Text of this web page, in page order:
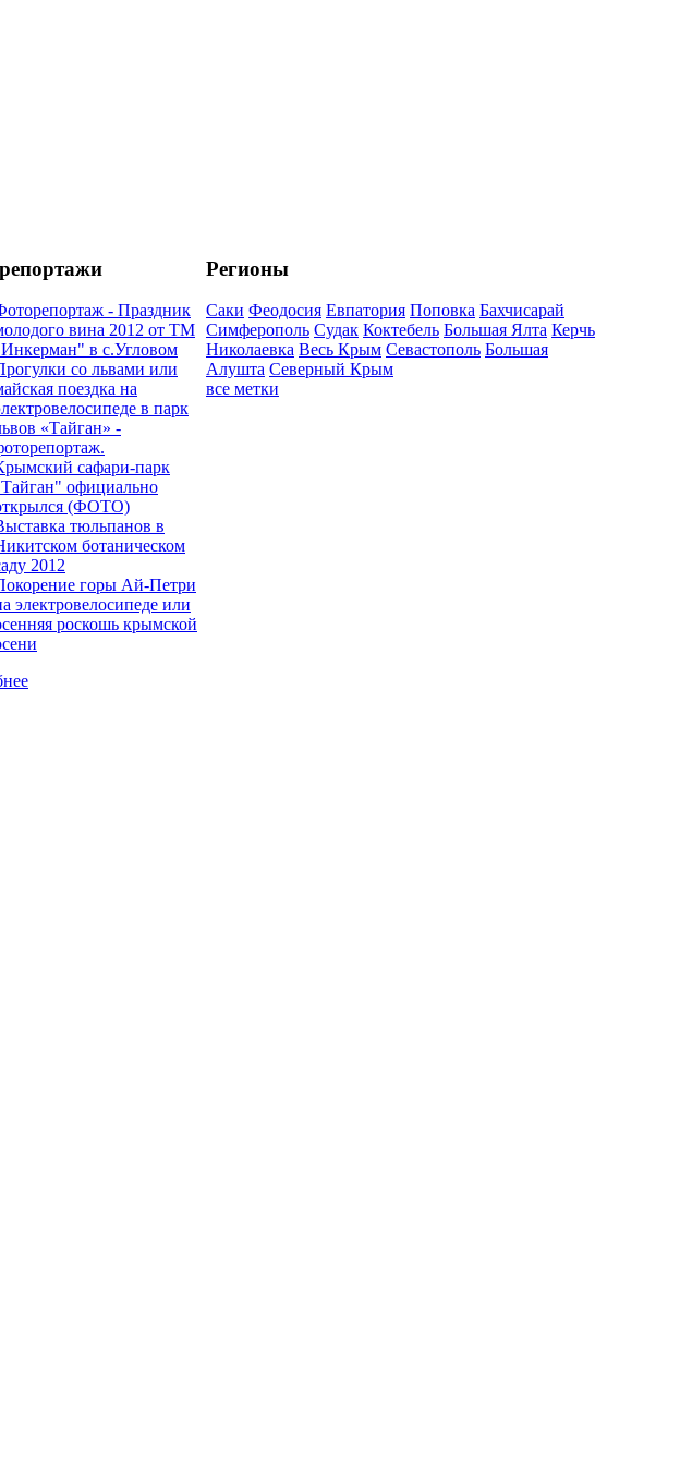
- Праздник
вина 2012 от ТМ
в с.Угловом
cо львами или
поездка на
в парк
«Тайган» -
сафари-парк
официально
(ФОТО)
тюльпанов в
ботаническом
2012
горы Ай-Петри
электровелосипеде или
роскошь крымской
Регионы
Саки Феодосия Евпатория Поповка Бахчисарай
Симферополь Судак Коктебель Большая Ялта Керчь
Николаевка Весь Крым Севастополь Большая
Алушта Северный Крым
все метки